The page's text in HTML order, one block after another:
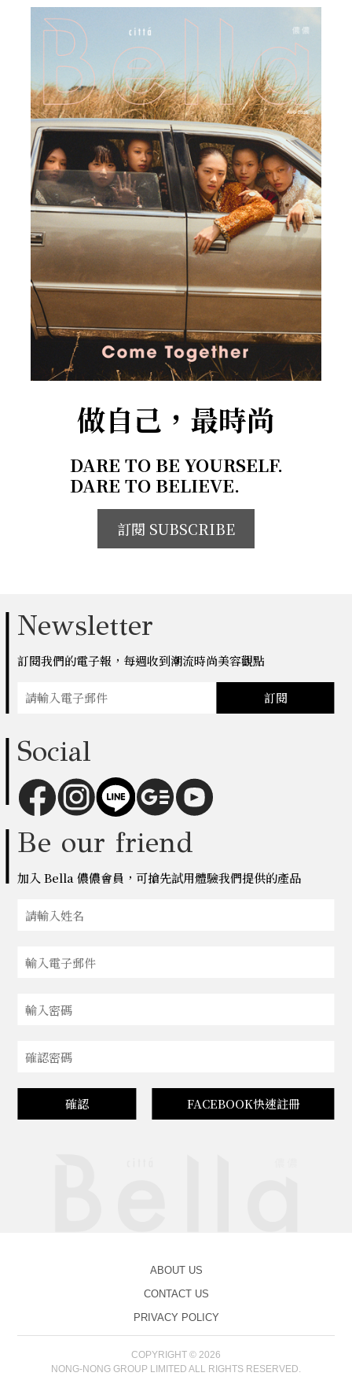
做自己，最時尚
DARE TO BE YOURSELF.
DARE TO BELIEVE.
訂閱 SUBSCRIBE
Newsletter
訂閱我們的電子報，每週收到潮流時尚美容觀點
訂閱
Social
Be our friend
加入 Bella 儂儂會員，可搶先試用體驗我們提供的產品
確認 FACEBOOK快速註冊
ABOUT US
CONTACT US
PRIVACY POLICY
COPYRIGHT © 2026
NONG-NONG GROUP LIMITED ALL RIGHTS RESERVED.